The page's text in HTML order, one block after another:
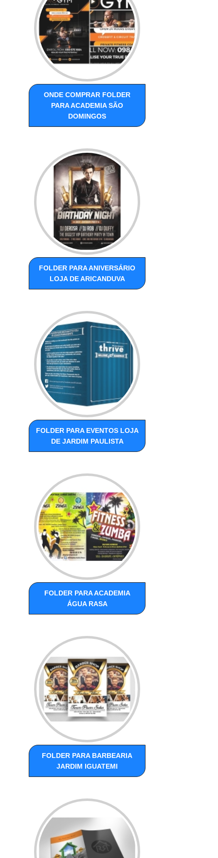
ONDE COMPRAR FOLDER
PARA ACADEMIA SÃO
DOMINGOS
FOLDER PARA ANIVERSÁRIO
LOJA DE ARICANDUVA
FOLDER PARA EVENTOS LOJA
DE JARDIM PAULISTA
FOLDER PARA ACADEMIA
ÁGUA RASA
FOLDER PARA BARBEARIA
JARDIM IGUATEMI